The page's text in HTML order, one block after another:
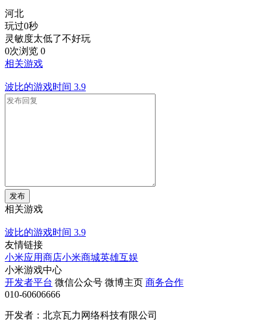
河北
玩过0秒
灵敏度太低了不好玩
0次浏览 0
相关游戏
波比的游戏时间 3.9
发布
相关游戏
波比的游戏时间 3.9
友情链接
小米应用商店小米商城英雄互娱
小米游戏中心
开发者平台 微信公众号 微博主页 商务合作
010-60606666
开发者：北京瓦力网络科技有限公司